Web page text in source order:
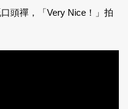
頭禪，「Very Nice！」拍